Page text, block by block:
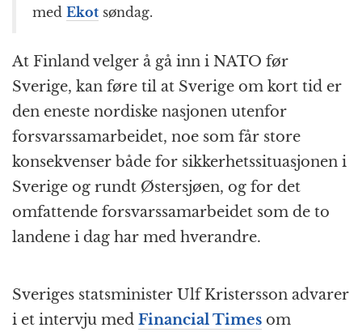
med Ekot søndag.
At Finland velger å gå inn i NATO før
Sverige, kan føre til at Sverige om kort tid er
den eneste nordiske nasjonen utenfor
forsvarssamarbeidet, noe som får store
konsekvenser både for sikkerhetssituasjonen i
Sverige og rundt Østersjøen, og for det
omfattende forsvarssamarbeidet som de to
landene i dag har med hverandre.
Sveriges statsminister Ulf Kristersson advarer
i et intervju med Financial Times om